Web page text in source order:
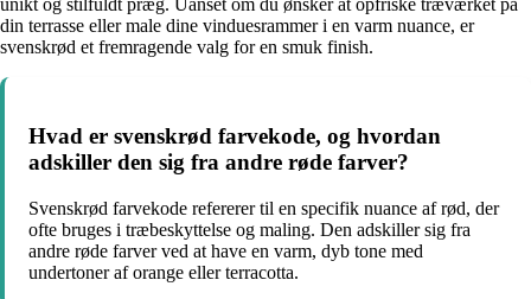
unikt og stilfuldt præg. Uanset om du ønsker at opfriske træværket på
din terrasse eller male dine vinduesrammer i en varm nuance, er
svenskrød et fremragende valg for en smuk finish.
Hvad er svenskrød farvekode, og hvordan
adskiller den sig fra andre røde farver?
Svenskrød farvekode refererer til en specifik nuance af rød, der
ofte bruges i træbeskyttelse og maling. Den adskiller sig fra
andre røde farver ved at have en varm, dyb tone med
undertoner af orange eller terracotta.